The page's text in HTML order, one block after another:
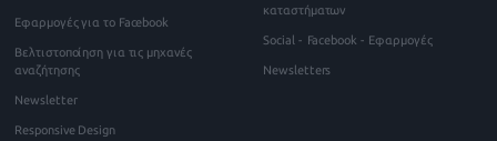
Εφαρμογές για το Facebook
Βελτιστοποίηση για τις μηχανές
αναζήτησης
Newsletter
Responsive Design
καταστήματων
Social - Facebook - Εφαρμογές
Newsletters